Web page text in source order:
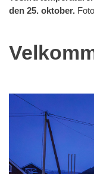
den 25. oktober.